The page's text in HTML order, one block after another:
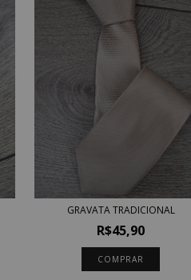
GRAVATA TRADICIONAL
R$45,90